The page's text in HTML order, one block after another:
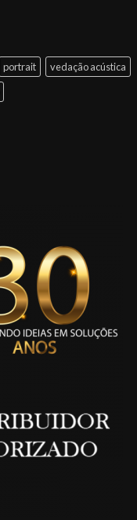
portrait
vedação acústica